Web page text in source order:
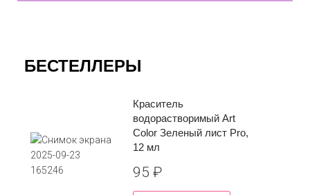
БЕСТЕЛЛЕРЫ
Краситель
водорастворимый Art
Color Зеленый лист Pro,
12 мл
95 ₽